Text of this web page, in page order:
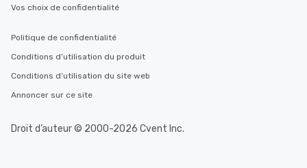
Vos choix de confidentialité
Politique de confidentialité
Conditions d’utilisation du produit
Conditions d’utilisation du site web
Annoncer sur ce site
Droit d’auteur © 2000-2026 Cvent Inc.